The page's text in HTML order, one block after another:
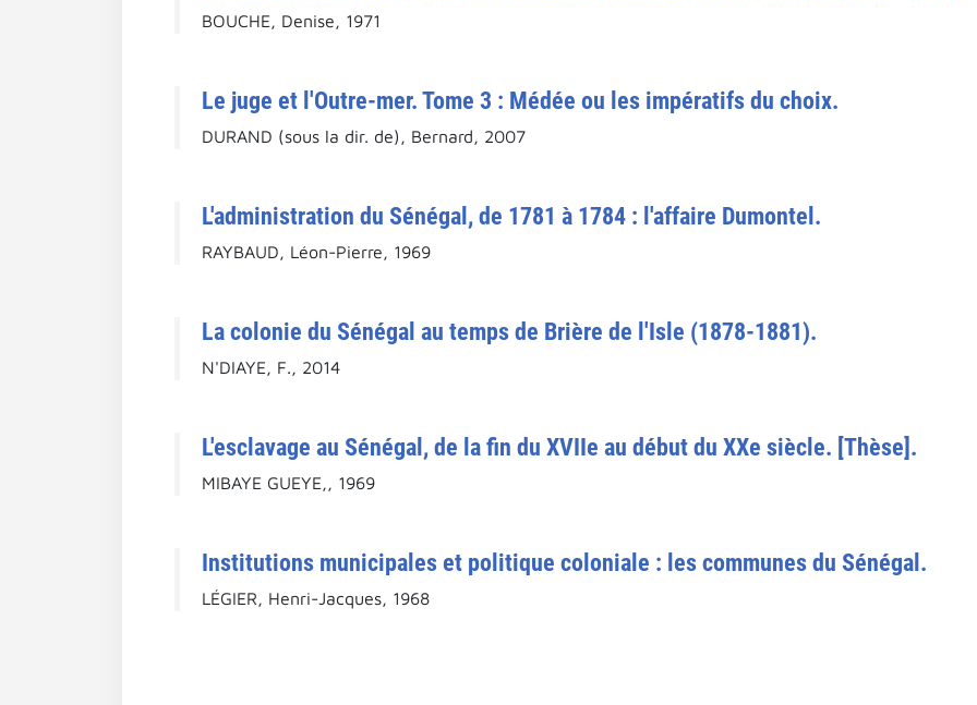
BOUCHE, Denise, 1971
Le juge et l'Outre-mer. Tome 3 : Médée ou les impératifs du choix.
DURAND (sous la dir. de), Bernard, 2007
L'administration du Sénégal, de 1781 à 1784 : l'affaire Dumontel.
RAYBAUD, Léon-Pierre, 1969
La colonie du Sénégal au temps de Brière de l'Isle (1878-1881).
N'DIAYE, F., 2014
L'esclavage au Sénégal, de la fin du XVIIe au début du XXe siècle. [Thèse].
MIBAYE GUEYE,, 1969
Institutions municipales et politique coloniale : les communes du Sénégal.
LÉGIER, Henri-Jacques, 1968